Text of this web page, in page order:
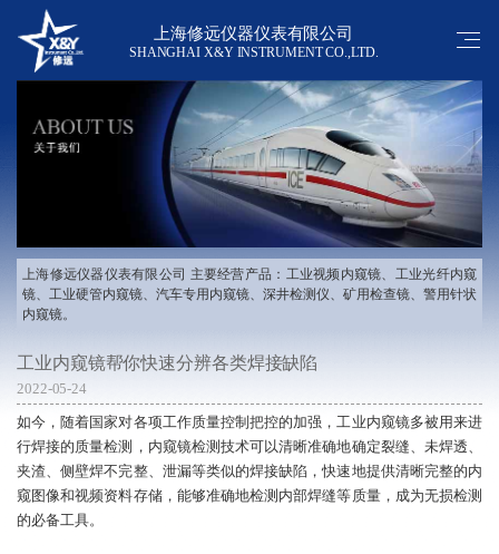
上海修远仪器仪表有限公司
SHANGHAI X&Y INSTRUMENT CO.,LTD.
上海修远仪器仪表有限公司 主要经营产品：工业视频内窥镜、工业光纤内窥
镜、工业硬管内窥镜、汽车专用内窥镜、深井检测仪、矿用检查镜、警用针状
内窥镜。
工业内窥镜帮你快速分辨各类焊接缺陷
2022-05-24
如今，随着国家对各项工作质量控制把控的加强， 工业内窥镜多被用来进
行焊接的质量检测，内窥镜检测技术可以清晰准确地确定裂缝、未焊透、
夹渣、侧壁焊不完整、泄漏等类似的焊接缺陷，快速地提供清晰完整的内
窥图像和视频资料存储，能够准确地检测内部焊缝等质量，成为无损检测
的必备工具。